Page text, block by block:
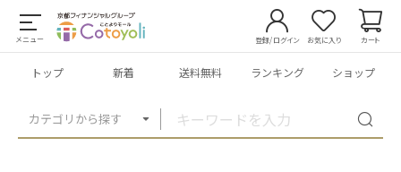
メニュー
カテゴリから探す
登録/ログイン お気に入り カート
トップ 新着 送料無料 ランキング ショップ